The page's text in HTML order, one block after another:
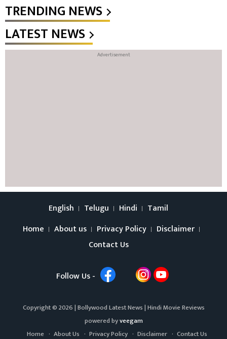
TRENDING NEWS
LATEST NEWS
English Telugu Hindi
Tamil
Home
About us Privacy Policy
Disclaimer
Contact Us
Follow Us -
Copyright © 2026 |Bollywood Latest News|Hindi Movie Reviews
powered byveegam
Home
About Us Privacy Policy Disclaimer Contact Us